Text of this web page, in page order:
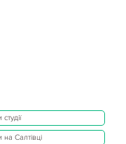
на Салтівці